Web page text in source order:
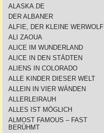
ALASKA.DE
DER ALBANER
ALFIE, DER KLEINE WERWOLF
ALI ZAOUA
ALICE IM WUNDERLAND
ALICE IN DEN STÄDTEN
ALIENS IN COLORADO
ALLE KINDER DIESER WELT
ALLEIN IN VIER WÄNDEN
ALLERLEIRAUH
ALLES IST MÖGLICH
ALMOST FAMOUS – FAST
BERÜHMT